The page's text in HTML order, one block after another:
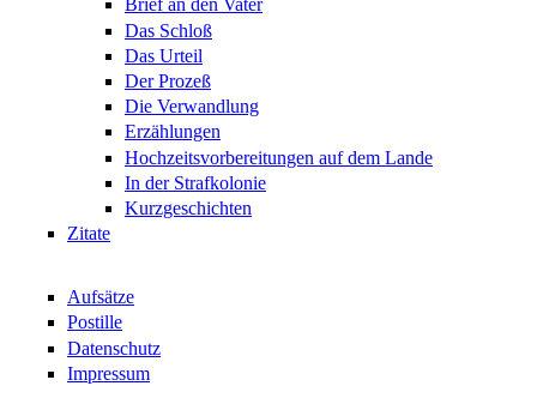
Brief an den Vater
Das Schloß
Das Urteil
Der Prozeß
Die Verwandlung
Erzählungen
Hochzeitsvorbereitungen auf dem Lande
In der Strafkolonie
Kurzgeschichten
Zitate
Aufsätze
Postille
Datenschutz
Impressum